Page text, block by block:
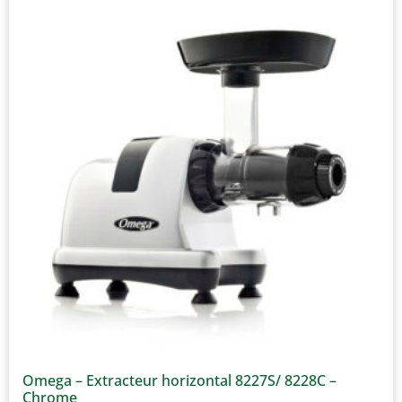
Omega – Extracteur horizontal 8227S/ 8228C –
Chrome